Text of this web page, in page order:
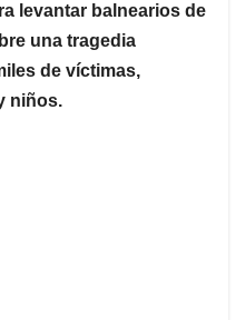
levantar balnearios de
una tragedia
de víctimas,
niños.